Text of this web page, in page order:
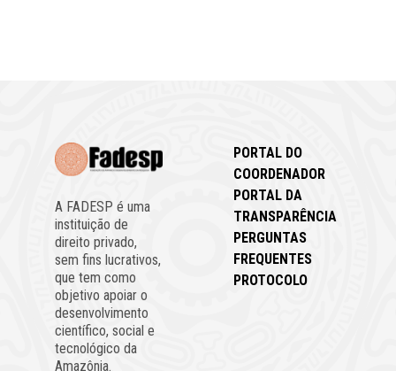
A FADESP é uma
instituição de
direito privado,
sem fins lucrativos,
que tem como
objetivo apoiar o
desenvolvimento
científico, social e
tecnológico da
Amazônia.
PORTAL DO
COORDENADOR
PORTAL DA
TRANSPARÊNCIA
PERGUNTAS
FREQUENTES
PROTOCOLO